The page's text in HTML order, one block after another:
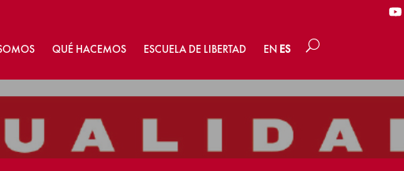
QUÉ HACEMOS ESCUELA DE LIBERTAD EN ES